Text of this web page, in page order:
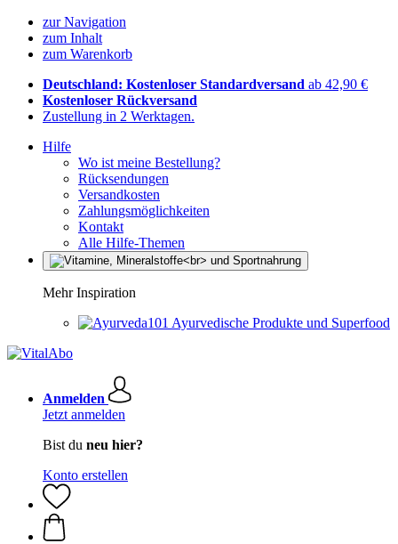
zur Navigation
zum Inhalt
zum Warenkorb
Deutschland: Kostenloser Standardversand ab 42,90 €
Kostenloser Rückversand
Zustellung in 2 Werktagen.
Hilfe
Wo ist meine Bestellung?
Rücksendungen
Versandkosten
Zahlungsmöglichkeiten
Kontakt
Alle Hilfe-Themen
Mehr Inspiration
Ayurvedische Produkte und Superfood
Anmelden
Jetzt anmelden
Bist du neu hier?
Konto erstellen